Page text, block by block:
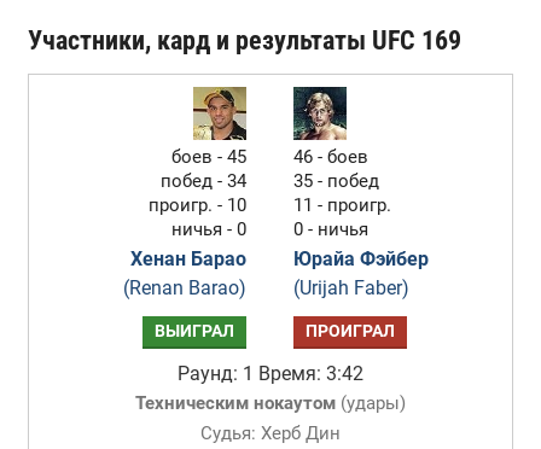
Участники, кард и результаты UFC 169
боев - 45
побед - 34
проигр. - 10
ничья - 0
Хенан Барао
(Renan Barao)
46 - боев
35 - побед
11 - проигр.
0 - ничья
Юрайа Фэйбер
(Urijah Faber)
ВЫИГРАЛ ПРОИГРАЛ
Раунд: 1 Время: 3:42
Техническим нокаутом(удары)
Судья: Херб Дин